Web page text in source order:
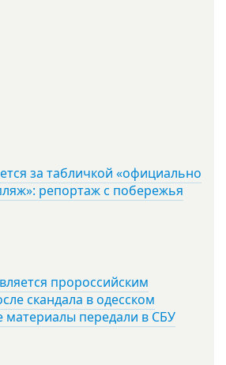
за табличкой «официально
репортаж с побережья
пророссийским
скандала в одесском
материалы передали в СБУ